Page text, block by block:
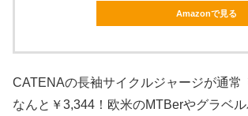
Amazonで見る
CATENAの長袖サイクルジャージが通常
なんと￥3,344！欧米のMTBerやグラベ